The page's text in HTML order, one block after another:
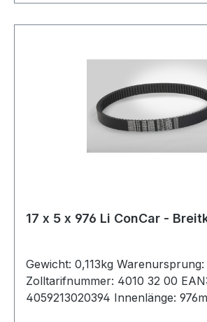
17 x 5 x 976 Li ConCar -
Gewicht: 0,113kg Warenursprung:
Zolltarifnummer: 4010 32 00 EAN:
4059213020394 Innenlänge: